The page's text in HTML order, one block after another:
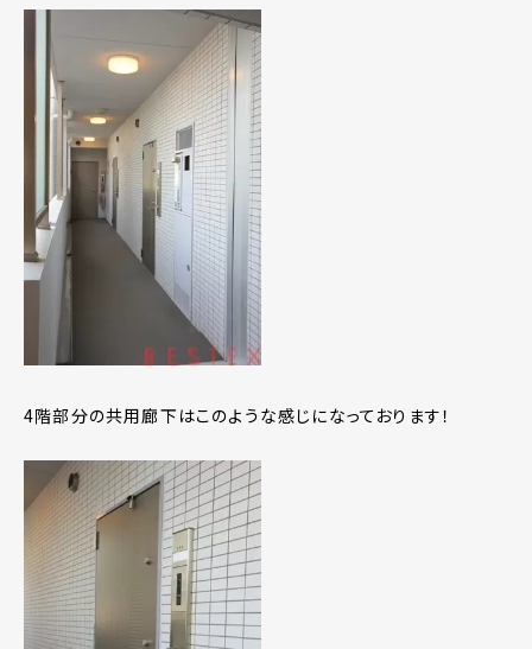
4階部分の共用廊下はこのような感じになっております！